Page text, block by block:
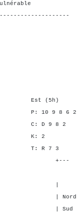
8
2
(5h)
9 8
D 9
3
R
P
1 -
1 -